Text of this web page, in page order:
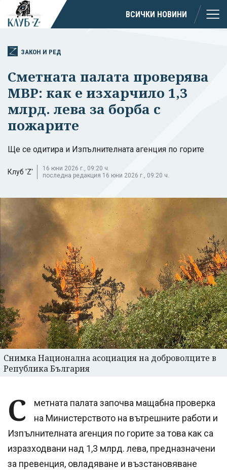
ВСИЧКИ НОВИНИ
ЗАКОН И РЕД
Сметната палата проверява
МВР: как е изхарчило 1,3
млрд. лева за борба с
пожарите
Ще се одитира и Изпълнителната агенция по горите
Клуб 'Z'
16 юни 2026 г., 09:20 ч.
последна редакция 16 юни 2026 г., 09:20 ч.
Снимка Национална асоциация на доброволците в
Република България
С
метната палата започва мащабна проверка
на Министерството на вътрешните работи и
Изпълнителната агенция по горите за това как са
изразходвани над 1,3 млрд. лева, предназначени
за превенция, овладяване и възстановяване